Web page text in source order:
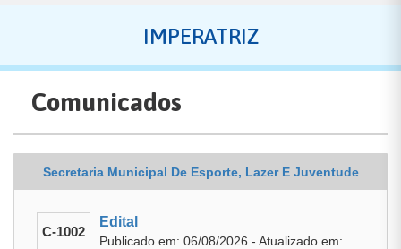
IMPERATRIZ
Comunicados
Secretaria Municipal De Esporte, Lazer E Juventude
C-1002
Edital
Publicado em: 06/08/2026 - Atualizado em: